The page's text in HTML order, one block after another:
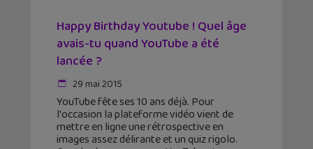
Happy Birthday Youtube ! Quel âge
avais-tu quand YouTube a été
lancée ?
29 mai 2015
YouTube fête ses 10 ans déjà. Pour
l'occasion la plateforme vidéo vient de
mettre en ligne une rétrospective en
images assez délirante et un quiz rigolo.